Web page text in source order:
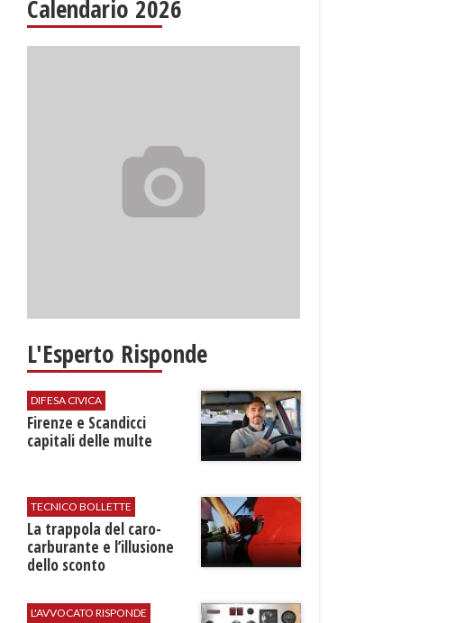
Calendario 2026
L'Esperto Risponde
DIFESA CIVICA
Firenze e Scandicci
capitali delle multe
TECNICO BOLLETTE
​La trappola del caro-
carburante e l’illusione
dello sconto
L'AVVOCATO RISPONDE